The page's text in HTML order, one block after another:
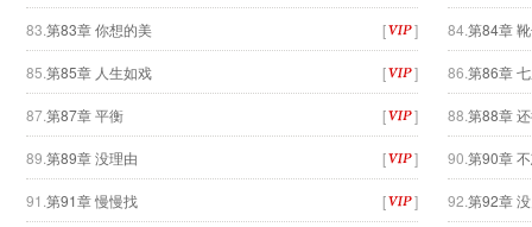
83. 第83章 你想的美 [ ] 84. 第84章
85. 第85章 人生如戏 [ ] 86. 第86章
87.第87章 平衡 [ ] 88. 第88章
89. 第89章 没理由 [ ] 90. 第90章
91. 第91章 慢慢找 [ ] 92. 第92章